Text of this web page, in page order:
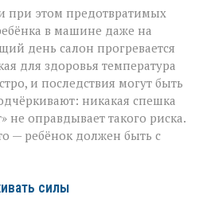
при этом предотвратимых
в машине даже на
день салон прогревается
для здоровья температура
и последствия могут быть
никакая спешка
не оправдывает такого риска.
— ребёнок должен быть с
силы